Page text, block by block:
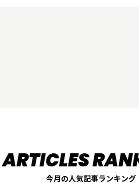
今月の人気記事ランキング